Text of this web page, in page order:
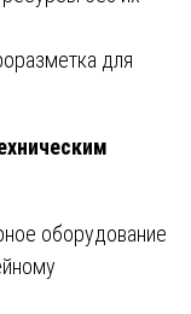
для
оборудование